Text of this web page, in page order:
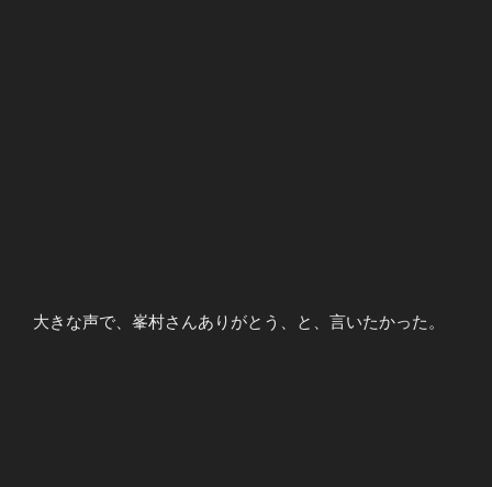
大きな声で、峯村さんありがとう、と、言いたかった。